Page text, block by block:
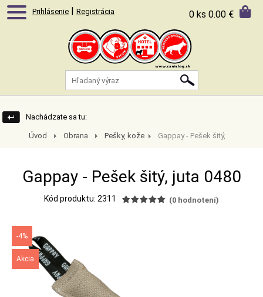
Prihlásenie | Registrácia 0 ks 0.00 €
Nachádzate sa tu:
Úvod Obrana Pešky, kože
Gappay - Pešek šitý,
Gappay - Pešek šitý, juta 0480
Kód produktu: 2311 (0 hodnotení)
-4%
Akcia